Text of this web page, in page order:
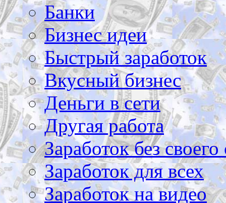
Банки
Бизнес идеи
Быстрый заработок
Вкусный бизнес
Деньги в сети
Другая работа
Заработок без своего
Заработок для всех
Заработок на видео